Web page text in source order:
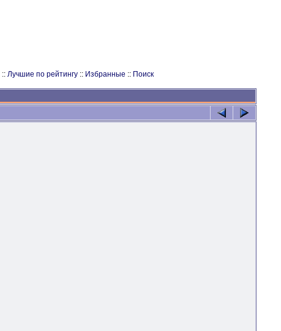
:: Лучшие по рейтингу:: Избранные :: Поиск